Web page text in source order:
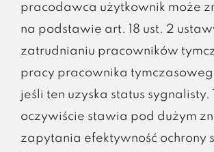
pracodawca użytkownik może
na podstawie art. 18 ust. 2
zatrudnianiu pracowników
pracy pracownika
jeśli ten uzyska status sygnalisty.
oczywiście stawia pod dużym
zapytania efektywność ochrony